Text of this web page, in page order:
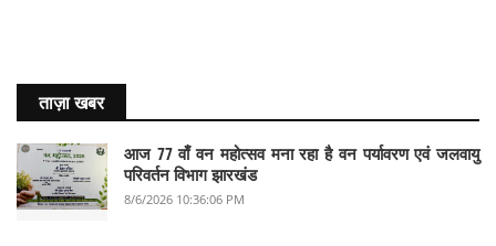
ताज़ा खबर
आज 77 वाँ वन महोत्सव मना रहा है वन पर्यावरण एवं जलवायु
परिवर्तन विभाग झारखंड
8/6/2026 10:36:06 PM